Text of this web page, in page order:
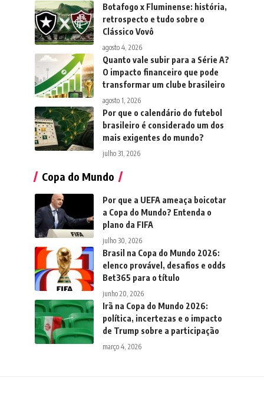
Botafogo x Fluminense: história,
retrospecto e tudo sobre o
Clássico Vovô
agosto 4, 2026
Quanto vale subir para a Série A?
O impacto financeiro que pode
transformar um clube brasileiro
agosto 1, 2026
Por que o calendário do futebol
brasileiro é considerado um dos
mais exigentes do mundo?
julho 31, 2026
Copa do Mundo
Por que a UEFA ameaça boicotar
a Copa do Mundo? Entenda o
plano da FIFA
julho 30, 2026
Brasil na Copa do Mundo 2026:
elenco provável, desafios e odds
Bet365 para o título
junho 20, 2026
Irã na Copa do Mundo 2026:
política, incertezas e o impacto
de Trump sobre a participação
março 4, 2026